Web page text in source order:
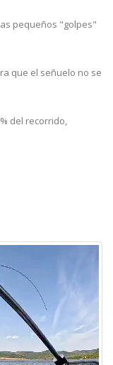
pequeños "golpes"
que el señuelo no se
del recorrido,